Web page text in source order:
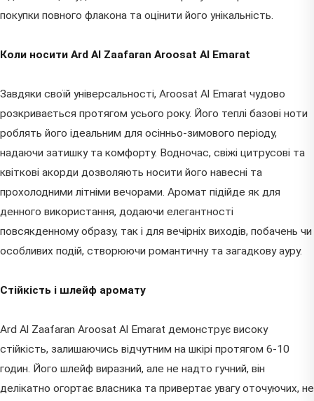
покупки повного флакона та оцінити його унікальність.
Коли носити Ard Al Zaafaran Aroosat Al Emarat
Завдяки своїй універсальності, Aroosat Al Emarat чудово
розкривається протягом усього року. Його теплі базові ноти
роблять його ідеальним для осінньо-зимового періоду,
надаючи затишку та комфорту. Водночас, свіжі цитрусові та
квіткові акорди дозволяють носити його навесні та
прохолодними літніми вечорами. Аромат підійде як для
денного використання, додаючи елегантності
повсякденному образу, так і для вечірніх виходів, побачень чи
особливих подій, створюючи романтичну та загадкову ауру.
Стійкість і шлейф аромату
Ard Al Zaafaran Aroosat Al Emarat демонструє високу
стійкість, залишаючись відчутним на шкірі протягом 6-10
годин. Його шлейф виразний, але не надто гучний, він
делікатно огортає власника та привертає увагу оточуючих, не